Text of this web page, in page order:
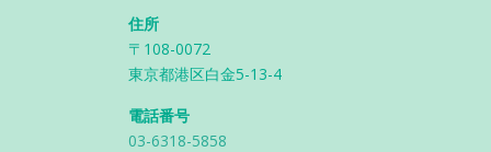
住所
〒108-0072
東京都港区白金5-13-4
電話番号
03-6318-5858